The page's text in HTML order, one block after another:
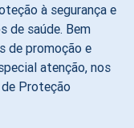
à segurança e
de saúde. Bem
de promoção e
atenção, nos
Proteção